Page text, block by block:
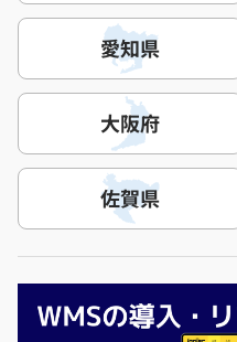
愛知県
大阪府
佐賀県